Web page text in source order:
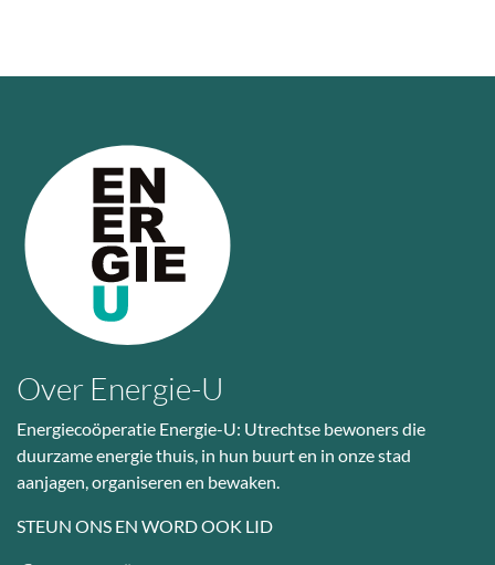
Over Energie-U
Energiecoöperatie Energie-U: Utrechtse bewoners die
duurzame energie thuis, in hun buurt en in onze stad
aanjagen, organiseren en bewaken.
STEUN ONS EN WORD OOK LID